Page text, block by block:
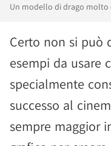
Un modello di drago molto
Certo non si può
esempi da usare
specialmente
successo al
sempre maggior